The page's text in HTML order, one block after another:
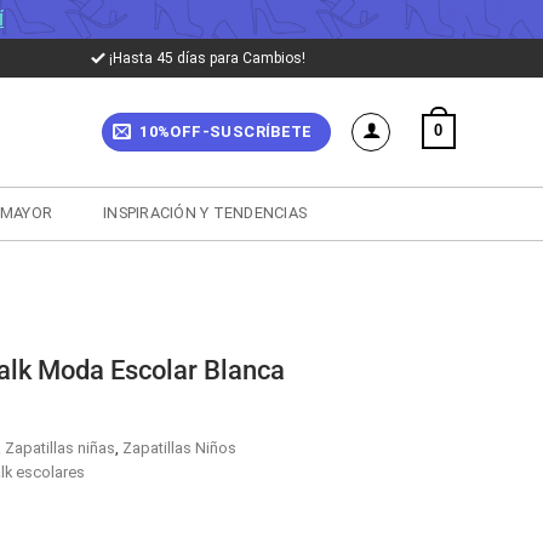
¡Hasta 45 días para Cambios!
10%OFF-SUSCRÍBETE 0
INSPIRACIÓN Y TENDENCIAS
Moda Escolar Blanca
Zapatillas niñas, Zapatillas Niños
escolares